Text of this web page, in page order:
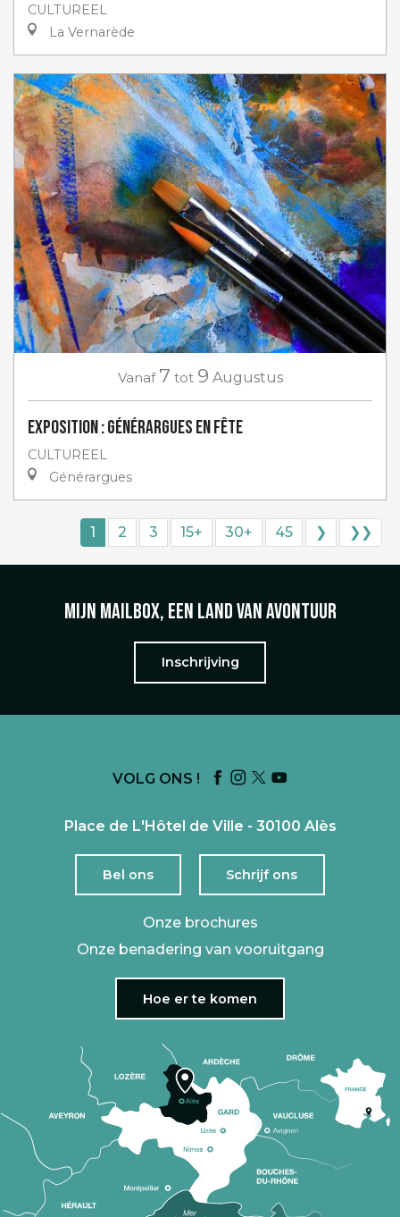
CULTUREEL
La Vernarède
Vanaf 7 tot 9 Augustus
Exposition : Générargues en Fête
CULTUREEL
Générargues
1 2 3 15+ 30+ 45 ❯ ❯❯
Mijn mailbox, een land van avontuur
Inschrijving
VOLG ONS !
Place de L'Hôtel de Ville - 30100 Alès
Bel ons Schrijf ons
Onze brochures
Onze benadering van vooruitgang
Hoe er te komen